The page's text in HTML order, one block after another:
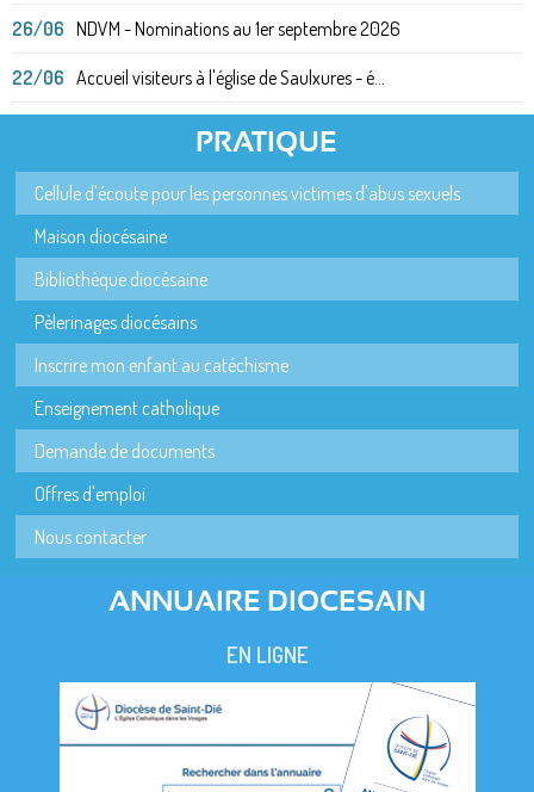
26/06 NDVM - Nominations au 1er septembre 2026
22/06 Accueil visiteurs à l'église de Saulxures - é...
PRATIQUE
Cellule d'écoute pour les personnes victimes d'abus sexuels
Maison diocésaine
Bibliothèque diocésaine
Pèlerinages diocésains
Inscrire mon enfant au catéchisme
Enseignement catholique
Demande de documents
Offres d'emploi
Nous contacter
ANNUAIRE DIOCESAIN
EN LIGNE